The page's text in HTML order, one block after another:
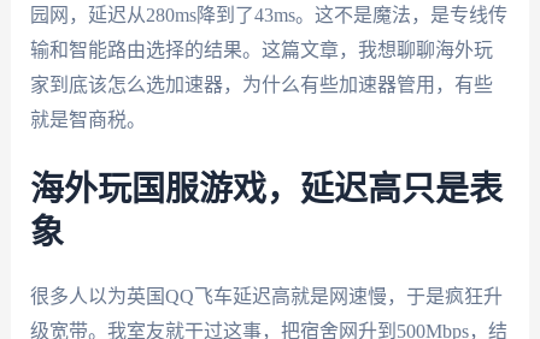
园网，延迟从280ms降到了43ms。这不是魔法，是专线传
输和智能路由选择的结果。这篇文章，我想聊聊海外玩
家到底该怎么选加速器，为什么有些加速器管用，有些
就是智商税。
海外玩国服游戏，延迟高只是表
象
很多人以为英国QQ飞车延迟高就是网速慢，于是疯狂升
级宽带。我室友就干过这事，把宿舍网升到500Mbps，结